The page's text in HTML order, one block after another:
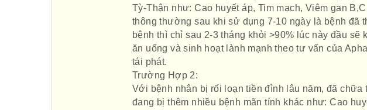
Tỳ-Thận như: Cao huyết áp, Tim mạch, Viêm gan
thông thường sau khi sử dụng 7-10 ngày là bệnh đã
bệnh thì chỉ sau 2-3 tháng khỏi >90% lúc này đầu
ăn uống và sinh hoạt lành mạnh theo tư vấn của
tái phát.
Trường Hợp 2:
Với bệnh nhân bị rối loạn tiền đình lâu năm, đã
đang bị thêm nhiều bệnh mãn tính khác như: Cao